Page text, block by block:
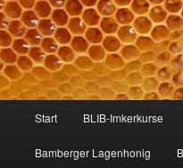
Start BLIB-Imkerkurse
Bamberger Lagenhonig